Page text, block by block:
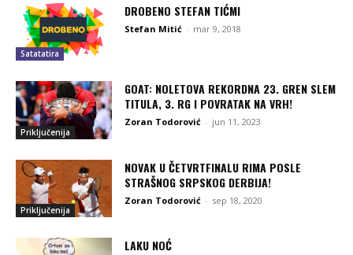
Satatatira
DROBENO STEFAN TIĆMI
Stefan Mitić - mar 9, 2018
Priključenija
GOAT: NOLETOVA REKORDNA 23. GREN SLEM
TITULA, 3. RG I POVRATAK NA VRH!
Zoran Todorović - jun 11, 2023
Priključenija
NOVAK U ČETVRTFINALU RIMA POSLE
STRAŠNOG SRPSKOG DERBIJA!
Zoran Todorović - sep 18, 2020
LAKU NOĆ